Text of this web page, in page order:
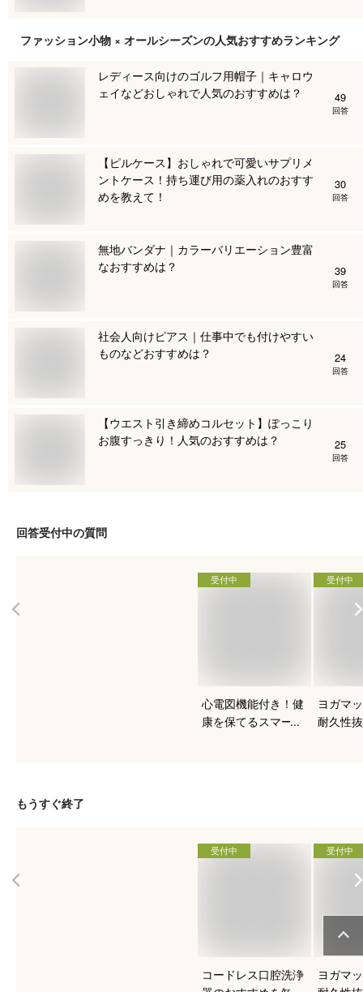
ファッション小物 × オールシーズンの人気おすすめランキング
レディース向けのゴルフ用帽子｜キャロウ
ェイなどおしゃれで人気のおすすめは？
49
回答
【ピルケース】おしゃれで可愛いサプリメ
ントケース！持ち運び用の薬入れのおすす
めを教えて！
30
回答
無地バンダナ｜カラーバリエーション豊富
なおすすめは？
39
回答
社会人向けピアス｜仕事中でも付けやすい
ものなどおすすめは？
24
回答
【ウエスト引き締めコルセット】ぽっこり
お腹すっきり！人気のおすすめは？
25
回答
回答受付中の質問
受付中
心電図機能付き！健
康を保てるスマート
受付中
ヨガマ
耐久性
もうすぐ終了
受付中
コードレス口腔洗浄
受付中
ヨガマ